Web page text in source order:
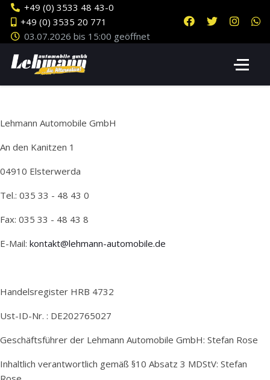
+49 (0) 3533 48 43-0
+49 (0) 3535 20 771
03.07.2026 bis 15:00 geöffnet
Lehmann Automobile GmbH
An den Kanitzen 1
04910 Elsterwerda
Tel.: 035 33 - 48 43 0
Fax: 035 33 - 48 43 8
E-Mail: kontakt@lehmann-automobile.de
Handelsregister HRB 4732
Ust-ID-Nr. : DE202765027
Geschäftsführer der Lehmann Automobile GmbH: Stefan Rose
Inhaltlich verantwortlich gemäß §10 Absatz 3 MDStV: Stefan